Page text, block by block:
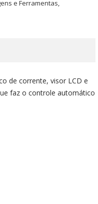
e Ferramentas,
de corrente, visor LCD e
faz o controle automático